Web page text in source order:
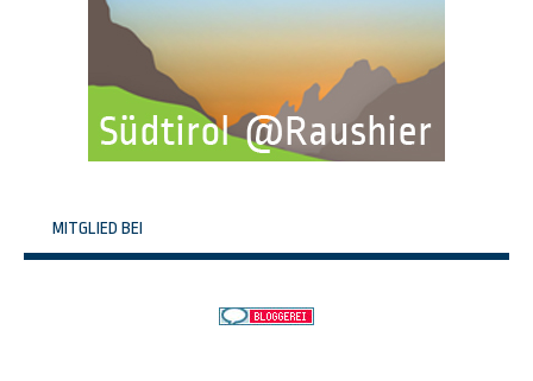
MITGLIED BEI